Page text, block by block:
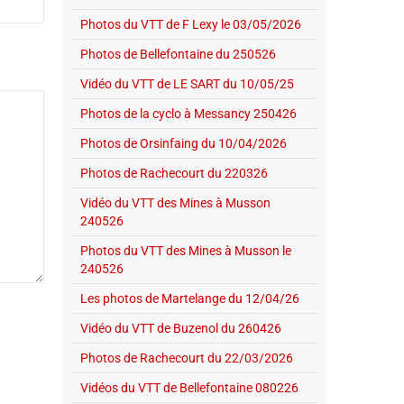
Photos du VTT de F Lexy le 03/05/2026
Photos de Bellefontaine du 250526
Vidéo du VTT de LE SART du 10/05/25
Photos de la cyclo à Messancy 250426
Photos de Orsinfaing du 10/04/2026
Photos de Rachecourt du 220326
Vidéo du VTT des Mines à Musson
240526
Photos du VTT des Mines à Musson le
240526
Les photos de Martelange du 12/04/26
Vidéo du VTT de Buzenol du 260426
Photos de Rachecourt du 22/03/2026
Vidéos du VTT de Bellefontaine 080226